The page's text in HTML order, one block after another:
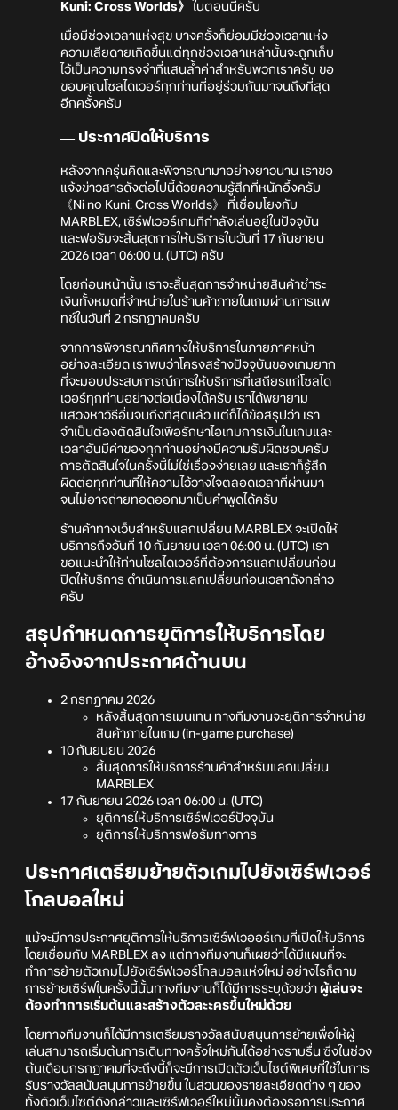
Kuni: Cross Worlds》
ในตอนนี้ครับ
เมื่อมีช่วงเวลาแห่งสุข บางครั้งก็ย่อมมีช่วงเวลาแห่ง
ความเสียดายเกิดขึ้นแต่ทุกช่วงเวลาเหล่านั้นจะถูกเก็บ
ไว้เป็นความทรงจำที่แสนล้ำค่าสำหรับพวกเราครับ ขอ
ขอบคุณโซลไดเวอร์ทุกท่านที่อยู่ร่วมกันมาจนถึงที่สุด
อีกครั้งครับ
― ประกาศปิดให้บริการ
หลังจากครุ่นคิดและพิจารณามาอย่างยาวนาน เราขอ
แจ้งข่าวสารดังต่อไปนี้ด้วยความรู้สึกที่หนักอึ้งครับ
《Ni no Kuni: Cross Worlds》 ที่เชื่อมโยงกับ
MARBLEX, เซิร์ฟเวอร์เกมที่กำลังเล่นอยู่ในปัจจุบัน
และฟอรัมจะสิ้นสุดการให้บริการในวันที่ 17 กันยายน
2026 เวลา 06:00 น. (UTC) ครับ
โดยก่อนหน้านั้น เราจะสิ้นสุดการจำหน่ายสินค้าชำระ
เงินทั้งหมดที่จำหน่ายในร้านค้าภายในเกมผ่านการแพ
ทช์ในวันที่ 2 กรกฎาคมครับ
จากการพิจารณาทิศทางให้บริการในภายภาคหน้า
อย่างละเอียด เราพบว่าโครงสร้างปัจจุบันของเกมยาก
ที่จะมอบประสบการณ์การให้บริการที่เสถียรแก่โซลได
เวอร์ทุกท่านอย่างต่อเนื่องได้ครับ เราได้พยายาม
แสวงหาวิธีอื่นจนถึงที่สุดแล้ว แต่ก็ได้ข้อสรุปว่า เรา
จำเป็นต้องตัดสินใจเพื่อรักษาไอเทมการเงินในเกมและ
เวลาอันมีค่าของทุกท่านอย่างมีความรับผิดชอบครับ
การตัดสินใจในครั้งนี้ไม่ใช่เรื่องง่ายเลย และเราก็รู้สึก
ผิดต่อทุกท่านที่ให้ความไว้วางใจตลอดเวลาที่ผ่านมา
จนไม่อาจถ่ายทอดออกมาเป็นคำพูดได้ครับ
ร้านค้าทางเว็บสำหรับแลกเปลี่ยน MARBLEX จะเปิดให้
บริการถึงวันที่ 10 กันยายน เวลา 06:00 น. (UTC) เรา
ขอแนะนำให้ท่านโซลไดเวอร์ที่ต้องการแลกเปลี่ยนก่อน
ปิดให้บริการ ดำเนินการแลกเปลี่ยนก่อนเวลาดังกล่าว
ครับ
สรุปกำหนดการยุติการให้บริการโดย
อ้างอิงจากประกาศด้านบน
2 กรกฎาคม 2026
หลังสิ้นสุดการเมนเทน ทางทีมงานจะยุติการจำหน่าย
สินค้าภายในเกม (in-game purchase)
10 กันยนยน 2026
สิ้นสุดการให้บริการร้านค้าสำหรับแลกเปลี่ยน
MARBLEX
17 กันยายน 2026 เวลา 06:00 น. (UTC)
ยุติการให้บริการเซิร์ฟเวอร์ปัจจุบัน
ยุติการให้บริการฟอรัมทางการ
ประกาศเตรียมย้ายตัวเกมไปยังเซิร์ฟเวอร์
โกลบอลใหม่
แม้จะมีการประกาศยุติการให้บริการเซิร์ฟเวออร์เกมที่เปิดให้บริการ
โดยเชื่อมกับ MARBLEX ลง แต่ทางทีมงานก็เผยว่าได้มีแผนที่จะ
ทำการย้ายตัวเกมไปยังเซิร์ฟเวอร์โกลบอลแห่งใหม่ อย่างไรก็ตาม
การย้ายเซิร์ฟในครั้งนี้นั้นทางทีมงานก็ได้มีการระบุด้วยว่า ผู้เล่นจะ
ต้องทำการเริ่มต้นและสร้างตัวละะครขึ้นใหม่ด้วย
โดยทางทีมงานก็ได้มีการเตรียมรางวัลสนับสนุนการย้ายเพื่อให้ผู้
เล่นสามารถเริ่มต้นการเดินทางครั้งใหม่กันได้อย่างราบรื่น ซึ่งในช่วง
ต้นเดือนกรกฎาคมที่จะถึงนี้ก็จะมีการเปิดตัวเว็บไซต์พิเศษที่ใช้ในการ
รับรางวัลสนับสนุนการย้ายขึ้น ในส่วนของรายละเอียดต่าง ๆ ของ
ทั้งตัวเว็บไซต์ดังกล่าวและเซิร์ฟเวอร์ใหม่นั้นคงต้องรอการประกาศ